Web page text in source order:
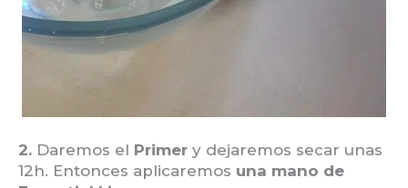
2. Daremos el Primer y dejaremos secar unas
12h. Entonces aplicaremos una mano de